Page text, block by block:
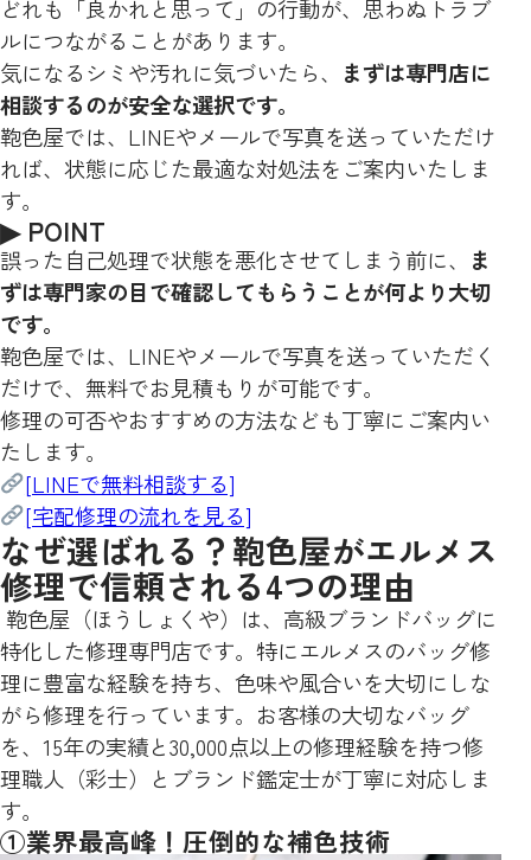
どれも「良かれと思って」の行動が、思わぬトラブ
ルにつながることがあります。
気になるシミや汚れに気づいたら、
まずは専門店に
相談するのが安全な選択です。
鞄色屋では、LINEやメールで写真を送っていただけ
れば、状態に応じた最適な対処法をご案内いたしま
す。
▶ POINT
誤った自己処理で状態を悪化させてしまう前に、
ま
ずは専門家の目で確認してもらうことが何より大切
です。
鞄色屋では、LINEやメールで写真を送っていただく
だけで、無料でお見積もりが可能です。
修理の可否やおすすめの方法なども丁寧にご案内い
たします。
[LINEで無料相談する]
[宅配修理の流れを見る]
なぜ選ばれる？鞄色屋がエルメス
修理で信頼される4つの理由
鞄色屋（ほうしょくや）は、高級ブランドバッグに
特化した修理専門店です。特にエルメスのバッグ修
理に豊富な経験を持ち、色味や風合いを大切にしな
がら修理を行っています。お客様の大切なバッグ
を、15年の実績と30,000点以上の修理経験を持つ修
理職人（彩士）とブランド鑑定士が丁寧に対応しま
す。
①業界最高峰！圧倒的な補色技術